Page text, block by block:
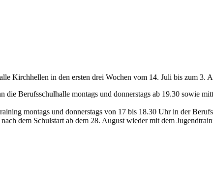
Kirchhellen in den ersten drei Wochen vom 14. Juli bis zum 3.
Berufsschulhalle montags und donnerstags ab 19.30 sowie
montags und donnerstags von 17 bis 18.30 Uhr in der
dem Schulstart ab dem 28. August wieder mit dem